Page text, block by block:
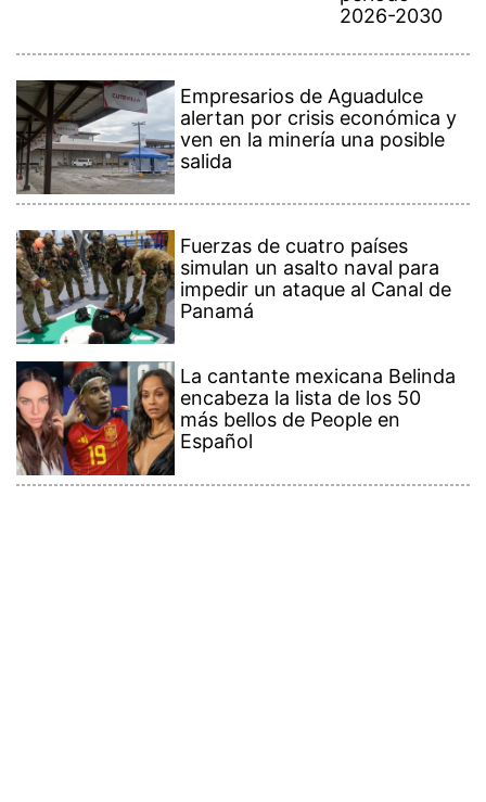
2026-2030
Empresarios de Aguadulce
alertan por crisis económica y
ven en la minería una posible
salida
Fuerzas de cuatro países
simulan un asalto naval para
impedir un ataque al Canal de
Panamá
La cantante mexicana Belinda
encabeza la lista de los 50
más bellos de People en
Español